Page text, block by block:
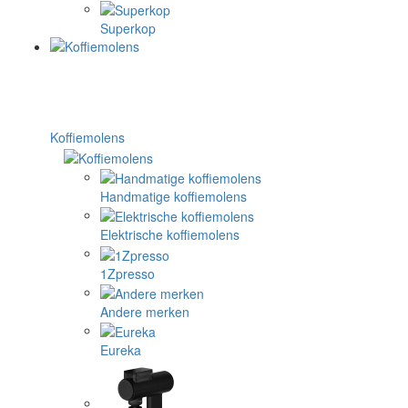
Superkop
Koffiemolens
Handmatige koffiemolens
Elektrische koffiemolens
1Zpresso
Andere merken
Eureka